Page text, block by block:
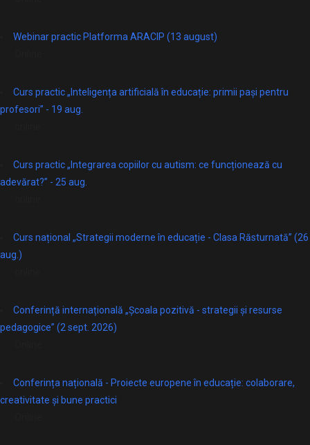
Webinar practic Platforma ARACIP (13 august)
Curs practic „Inteligența artificială în educație: primii pași pentru
profesori” - 19 aug.
Curs practic „Integrarea copiilor cu autism: ce funcționează cu
adevărat?” - 25 aug.
Curs național „Strategii moderne în educație - Clasa Răsturnată” (26
aug.)
Conferință internațională „Școala pozitivă - strategii și resurse
pedagogice” (2 sept. 2026)
Conferința națională - Proiecte europene în educație: colaborare,
creativitate și bune practici